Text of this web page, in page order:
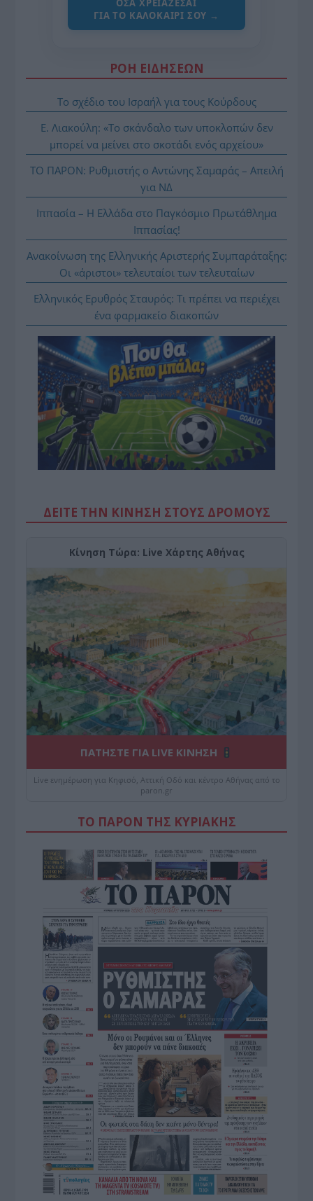
ΌΣΑ ΧΡΕΙΆΖΕΣΑΙ
ΓΙΑ ΤΟ ΚΑΛΟΚΑΊΡΙ ΣΟΥ →
ΡΟΗ ΕΙΔΗΣΕΩΝ
Το σχέδιο του Ισραήλ για τους Κούρδους
Ε. Λιακούλη: «Το σκάνδαλο των υποκλοπών δεν
μπορεί να μείνει στο σκοτάδι ενός αρχείου»
ΤΟ ΠΑΡΟΝ: Ρυθμιστής ο Αντώνης Σαμαράς – Απειλή
για ΝΔ
Ιππασία – Η Ελλάδα στο Παγκόσμιο Πρωτάθλημα
Ιππασίας!
Ανακοίνωση της Ελληνικής Αριστερής Συμπαράταξης:
Οι «άριστοι» τελευταίοι των τελευταίων
Ελληνικός Ερυθρός Σταυρός: Τι πρέπει να περιέχει
ένα φαρμακείο διακοπών
ΔΕΙΤΕ ΤΗΝ ΚΙΝΗΣΗ ΣΤΟΥΣ ΔΡΌΜΟΥΣ
Κίνηση Τώρα: Live Χάρτης Αθήνας
ΠΑΤΗΣΤΕ ΓΙΑ LIVE ΚΙΝΗΣΗ
Live ενημέρωση για Κηφισό, Αττική Οδό και κέντρο Αθήνας από το
paron.gr
ΤΟ ΠΑΡΟΝ ΤΗΣ ΚΥΡΙΑΚΗΣ